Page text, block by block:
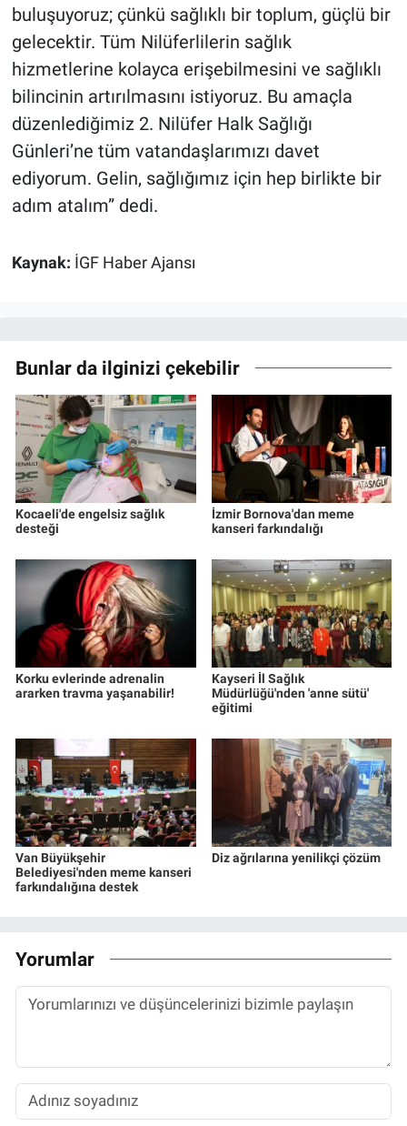
buluşuyoruz; çünkü sağlıklı bir toplum, güçlü bir
gelecektir. Tüm Nilüferlilerin sağlık
hizmetlerine kolayca erişebilmesini ve sağlıklı
bilincinin artırılmasını istiyoruz. Bu amaçla
düzenlediğimiz 2. Nilüfer Halk Sağlığı
Günleri’ne tüm vatandaşlarımızı davet
ediyorum. Gelin, sağlığımız için hep birlikte bir
adım atalım” dedi.
Kaynak: İGF Haber Ajansı
Bunlar da ilginizi çekebilir
Kocaeli'de engelsiz sağlık
desteği
İzmir Bornova'dan meme
kanseri farkındalığı
Korku evlerinde adrenalin
ararken travma yaşanabilir!
Kayseri İl Sağlık
Müdürlüğü'nden 'anne sütü'
eğitimi
Van Büyükşehir
Belediyesi'nden meme kanseri
farkındalığına destek
Diz ağrılarına yenilikçi çözüm
Yorumlar